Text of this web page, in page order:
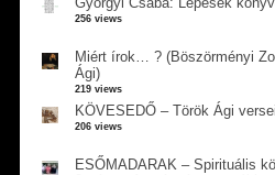
256 views
Miért írok… ? (Böszörményi
Ági)
219 views
KÖVESEDŐ – Török Ági versei
206 views
ESŐMADARAK – Spirituális